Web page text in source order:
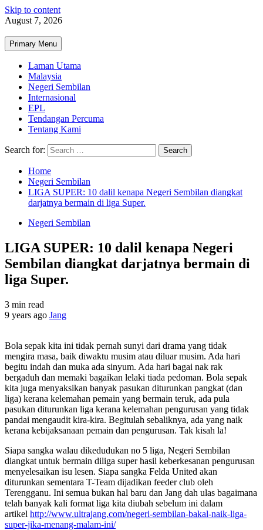
Skip to content
August 7, 2026
Primary Menu
Laman Utama
Malaysia
Negeri Sembilan
Internasional
EPL
Tendangan Percuma
Tentang Kami
Search for:
Home
Negeri Sembilan
LIGA SUPER: 10 dalil kenapa Negeri Sembilan diangkat
darjatnya bermain di liga Super.
Negeri Sembilan
LIGA SUPER: 10 dalil kenapa Negeri
Sembilan diangkat darjatnya bermain di
liga Super.
3 min read
9 years ago Jang
Bola sepak kita ini tidak pernah sunyi dari drama yang tidak
mengira masa, baik diwaktu musim atau diluar musim. Ada hari
begitu indah dan muka ada sinyum. Ada hari bagai nak rak
bergaduh dan memaki bagaikan lelaki tiada pedoman. Bola sepak
kita juga menyaksikan banyak pasukan diturunkan pangkat (dan
liga) kerana kelemahan pemain yang bermain teruk, ada pula
pasukan diturunkan liga kerana kelemahan pengurusan yang tidak
pandai mengaudit kira-kira. Begitulah sebaliknya, ada yang naik
kerana kebijaksanaan pemain dan pengurusan. Tak kisah la!
Siapa sangka walau dikedudukan no 5 liga, Negeri Sembilan
diangkat untuk bermain diliga super hasil keberkesanan pengurusan
menyelesaikan isu lesen. Siapa sangka Felda United akan
diturunkan sementara T-Team dijadikan feeder club oleh
Terengganu. Ini semua bukan hal baru dan Jang dah ulas bagaimana
telah banyak kali format liga kita diubah sebelum ini dalam
artikel http://www.ultrajang.com/negeri-sembilan-bakal-naik-liga-
super-jika-menang-malam-ini/